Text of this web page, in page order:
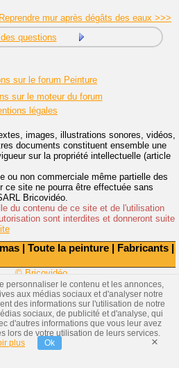
| Toute la peinture | Fabricants |
mur après dégâts des eaux >>>
questions
sur le forum Peinture
sur le moteur du forum
légales
images, illustrations sonores, vidéos,
documents constituent ensemble une
sur la propriété intellectuelle (article
ou non commerciale même partielle des
ce site ne pourra être effectuée sans
Bricovidéo.
du contenu de ce site et de l'utilisation
sont interdites et donneront suite
© Bricovidéo
personnaliser le contenu et les annonces,
aux médias sociaux et d'analyser notre
des informations sur l'utilisation de notre
sociaux, de publicité et d'analyse, qui
d'autres informations que vous leur avez
lors de votre utilisation de leurs services.
plus
Ok ×